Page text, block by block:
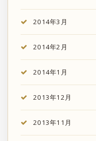
2014年3月
2014年2月
2014年1月
2013年12月
2013年11月